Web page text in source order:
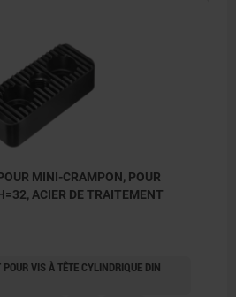
MINI-CRAMPON, POUR
ACIER DE TRAITEMENT
VIS À TÊTE CYLINDRIQUE DIN